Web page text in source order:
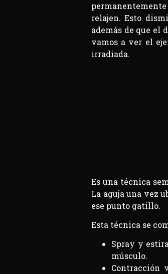
relajen. Esto
además de que el
vamos a ver el
irradiada.
Es una técnica
La aguja una vez
ese punto gatillo.
Esta técnica se
Spray y
músculo.
Contracción